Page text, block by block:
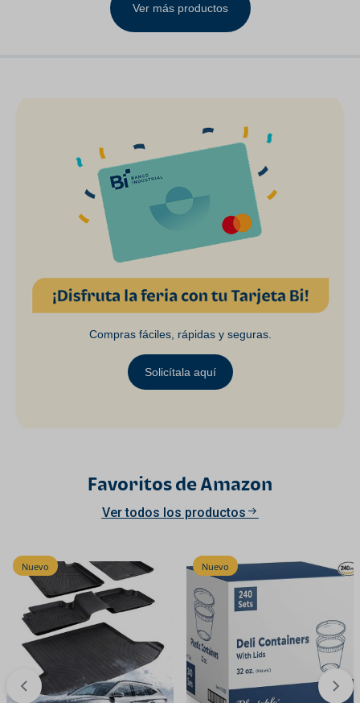
Ver más productos
Compras fáciles, rápidas y seguras.
Solicítala aquí
Favoritos de Amazon
Ver todos los productos
Nuevo Nuevo